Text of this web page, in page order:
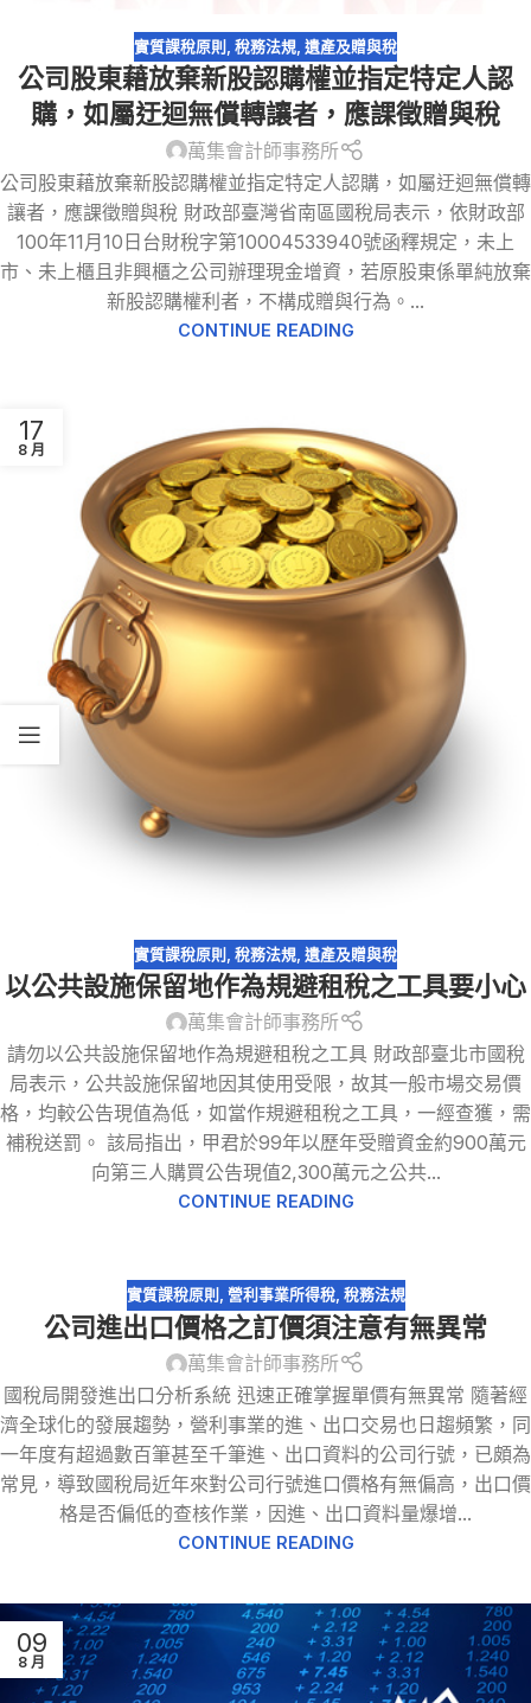
實質課稅原則 稅務法規 遺產及贈與稅
公司股東藉放棄新股認購權並指定特定人認
購，如屬迂迴無償轉讓者，應課徵贈與稅
萬集會計師事務所
公司股東藉放棄新股認購權並指定特定人認購，如屬迂迴無償轉
讓者，應課徵贈與稅 財政部臺灣省南區國稅局表示，依財政部
100年11月10日台財稅字第10004533940號函釋規定，未上
市、未上櫃且非興櫃之公司辦理現金增資，若原股東係單純放棄
新股認購權利者，不構成贈與行為。...
CONTINUE READING
17
8 月
實質課稅原則 稅務法規 遺產及贈與稅
以公共設施保留地作為規避租稅之工具要小心
萬集會計師事務所
請勿以公共設施保留地作為規避租稅之工具 財政部臺北市國稅
局表示，公共設施保留地因其使用受限，故其一般市場交易價
格，均較公告現值為低，如當作規避租稅之工具，一經查獲，需
補稅送罰。 該局指出，甲君於99年以歷年受贈資金約900萬元
向第三人購買公告現值2,300萬元之公共...
CONTINUE READING
實質課稅原則 , 營利事業所得稅, 稅務法規
公司進出口價格之訂價須注意有無異常
萬集會計師事務所
國稅局開發進出口分析系統 迅速正確掌握單價有無異常 隨著經
濟全球化的發展趨勢，營利事業的進、出口交易也日趨頻繁，同
一年度有超過數百筆甚至千筆進、出口資料的公司行號，已頗為
常見，導致國稅局近年來對公司行號進口價格有無偏高，出口價
格是否偏低的查核作業，因進、出口資料量爆增...
CONTINUE READING
09
8 月